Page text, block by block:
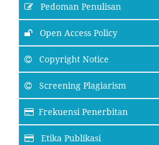
Pedoman Penulisan
Open Access Policy
Copyright Notice
Screening Plagiarism
Frekuensi Penerbitan
Etika Publikasi